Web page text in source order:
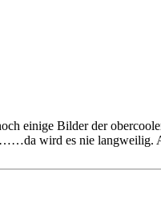
einige Bilder der
wird es nie